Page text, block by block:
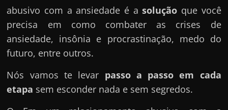
abusivo com a ansiedade é asolução que você
precisa em como combater as crises de
ansiedade, insônia e procrastinação, medo do
futuro, entre outros.
Nós vamos te levar passo a passo em cada
etapa sem esconder nada e sem segredos.